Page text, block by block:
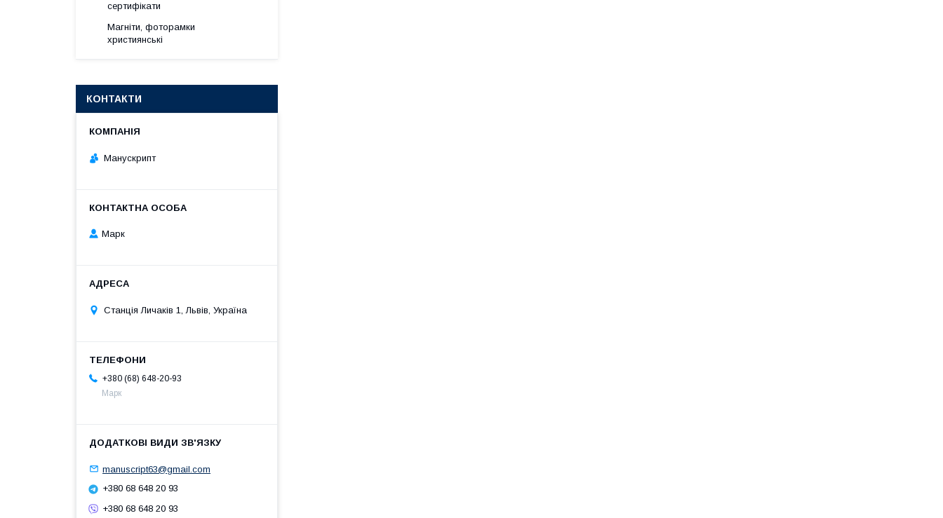
сертифікати
Магніти, фоторамки
християнські
КОНТАКТИ
Манускрипт
Марк
Станція Личаків 1, Львів, Україна
+380 (68) 648-20-93
Марк
manuscript63@gmail.com
+380 68 648 20 93
+380 68 648 20 93